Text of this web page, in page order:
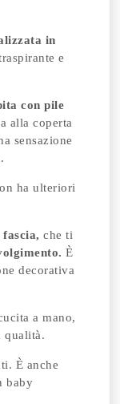
in
e
con pile
alla coperta
sensazione
ha ulteriori
che ti
È
decorativa
a mano,
qualità.
È anche
baby